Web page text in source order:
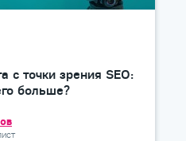
с точки зрения SEO:
больше?